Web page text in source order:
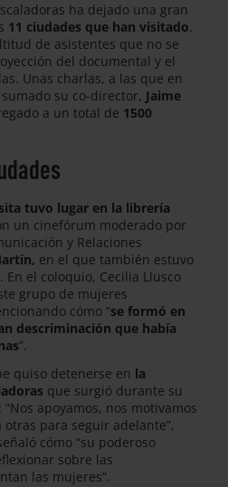
ha dejado una gran
11 ciudades que han visitado.
de asistentes que no se
del documental y el
Unas charlas, a las que en
su co-director, Jaime
a un total de 1500
tuvo lugar en la librería
un cinefórum moderado por
y Relaciones
en el que también estuvo
En el coloquio, Cecilia Llusco
grupo de mujeres
cómo “se formó en
descriminación que había
”.
quiso detenerse en la
que surgió durante su
apoyamos, nos motivamos
para seguir adelante”,
cómo “su poderoso
sobre las
las mujeres”.